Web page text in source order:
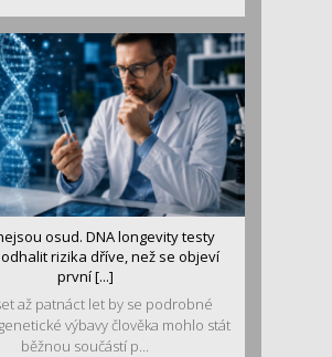
osud. DNA longevity testy
rizika dříve, než se objeví
první [...]
až patnáct let by se podrobné
výbavy člověka mohlo stát
běžnou součástí p...